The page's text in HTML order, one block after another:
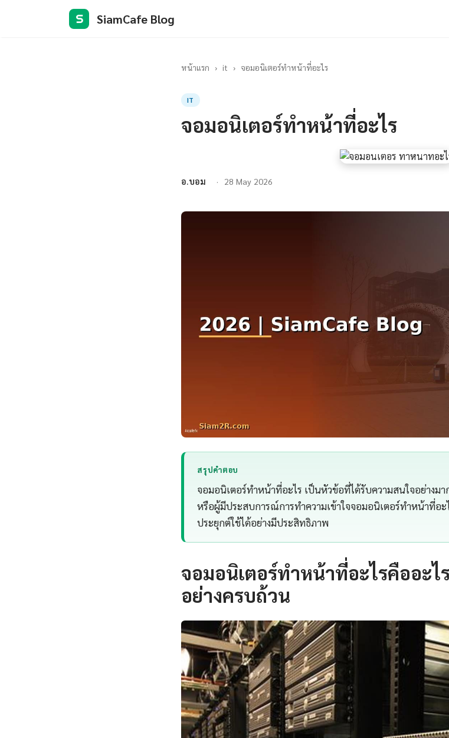
S SiamCafe Blog
หน้าแรก › it › จอมอนิเตอร์ทําหน้าที่อะไร
IT
จอมอนิเตอร์ทําหน้าที่อะไร
อ.บอม 28 May 2026
สรุปคำตอบ
จอมอนิเตอร์ทําหน้าที่อะไร เป็นหัวข้อที่ได้รับความสนใจอย่าง
หรือผู้มีประสบการณ์การทำความเข้าใจจอมอนิเตอร์ทําหน้าที่อ
ประยุกต์ใช้ได้อย่างมีประสิทธิภาพ
จอมอนิเตอร์ทําหน้าที่อะไรคืออะไ
อย่างครบถ้วน